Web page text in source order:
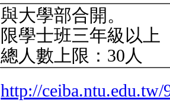
與大學部合開。
限學士班三年級以上
總人數上限：30人
http://ceiba.ntu.edu.tw/